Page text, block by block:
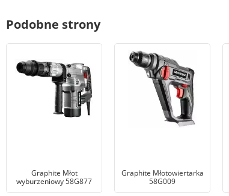
Podobne strony
Graphite Młot
wyburzeniowy 58G877
Graphite Młotowiertarka
58G009